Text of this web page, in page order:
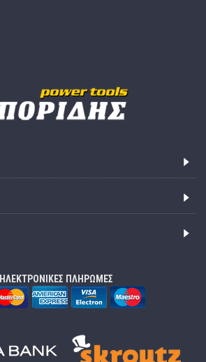
ΗΛΕΚΤΡΟΝΙΚΕΣ ΠΛΗΡΩΜΕΣ